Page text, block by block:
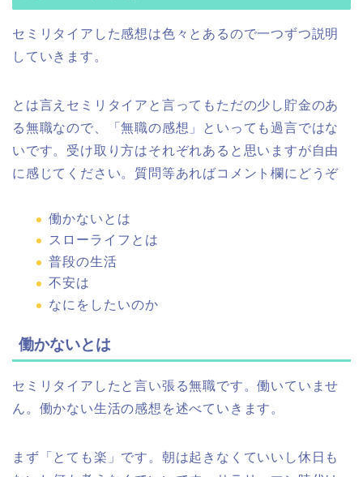
セミリタイアした感想は色々とあるので一つずつ説明
していきます。
とは言えセミリタイアと言ってもただの少し貯金のあ
る無職なので、「無職の感想」といっても過言ではな
いです。受け取り方はそれぞれあると思いますが自由
に感じてください。質問等あればコメント欄にどうぞ
働かないとは
スローライフとは
普段の生活
不安は
なにをしたいのか
働かないとは
セミリタイアしたと言い張る無職です。働いていませ
ん。働かない生活の感想を述べていきます。
まず「とても楽」です。朝は起きなくていいし休日も